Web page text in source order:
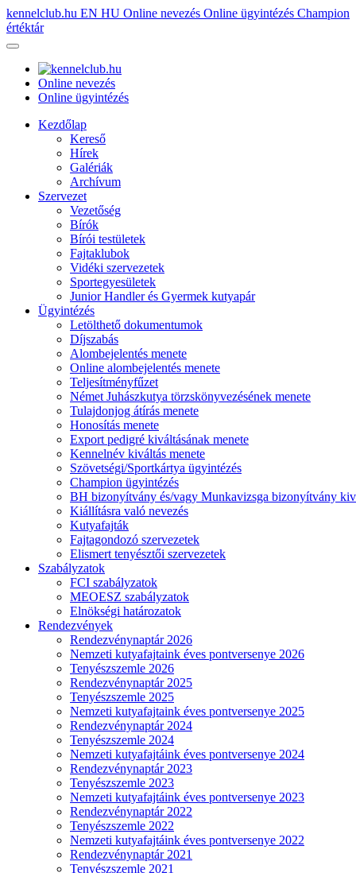
kennelclub.hu EN HU Online nevezés Online ügyintézés Champion
értéktár
Online nevezés
Online ügyintézés
Kezdőlap
Kereső
Hírek
Galériák
Archívum
Szervezet
Vezetőség
Bírók
Bírói testületek
Fajtaklubok
Vidéki szervezetek
Sportegyesületek
Junior Handler és Gyermek kutyapár
Ügyintézés
Letölthető dokumentumok
Díjszabás
Alombejelentés menete
Online alombejelentés menete
Teljesítményfűzet
Német Juhászkutya törzskönyvezésének menete
Tulajdonjog átírás menete
Honosítás menete
Export pedigré kiváltásának menete
Kennelnév kiváltás menete
Szövetségi/Sportkártya ügyintézés
Champion ügyintézés
BH bizonyítvány és/vagy Munkavizsga bizonyítvány
Kiállításra való nevezés
Kutyafajták
Fajtagondozó szervezetek
Elismert tenyésztői szervezetek
Szabályzatok
FCI szabályzatok
MEOESZ szabályzatok
Elnökségi határozatok
Rendezvények
Rendezvénynaptár 2026
Nemzeti kutyafajtaink éves pontversenye 2026
Tenyészszemle 2026
Rendezvénynaptár 2025
Tenyészszemle 2025
Nemzeti kutyafajtaink éves pontversenye 2025
Rendezvénynaptár 2024
Tenyészszemle 2024
Nemzeti kutyafajtáink éves pontversenye 2024
Rendezvénynaptár 2023
Tenyészszemle 2023
Nemzeti kutyafajtáink éves pontversenye 2023
Rendezvénynaptár 2022
Tenyészszemle 2022
Nemzeti kutyafajtáink éves pontversenye 2022
Rendezvénynaptár 2021
Tenyészszemle 2021